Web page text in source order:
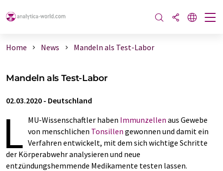
Home News Mandeln als Test-Labor
Mandeln als Test-Labor
02.03.2020 - Deutschland
L MU-Wissenschaftler haben Immunzellen aus Gewebe
von menschlichen Tonsillen gewonnen und damit ein
Verfahren entwickelt, mit dem sich wichtige Schritte
der Körperabwehr analysieren und neue
entzündungshemmende Medikamente testen lassen.